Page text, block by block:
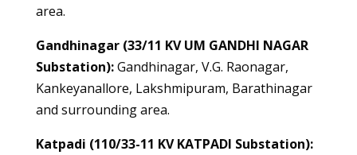
area.
Gandhinagar (33/11 KV UM GANDHI NAGAR
Substation):Gandhinagar, V.G. Raonagar,
Kankeyanallore, Lakshmipuram, Barathinagar
and surrounding area.
Katpadi (110/33-11 KV KATPADI Substation):